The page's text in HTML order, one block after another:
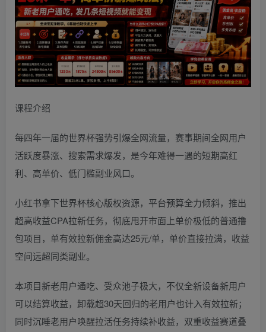
课程介绍
每四年一届的世界杯强势引爆全网流量，赛事期间全网用户
活跃度暴涨、搜索需求爆发，是今年难得一遇的短期高红
利、高单价、低门槛副业风口。
小红书拿下世界杯核心版权资源，平台预算全力倾斜，推出
超高收益CPA拉新任务，彻底甩开市面上单价极低的普通撸
包项目，单有效拉新佣金高达25元/单，单价直接拉满，收益
空间远超同类副业。
本项目新老用户通吃、受众池子极大，不仅全新设备新用户
可以结算收益，卸载超30天回归的老用户也计入有效拉新；
同时沉睡老用户唤醒拉活任务持续补收益，双重收益赛道叠